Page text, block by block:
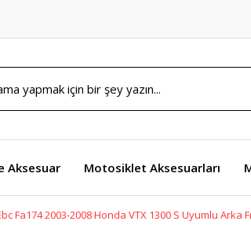
Aksesuar Motosiklet Aksesuarları
Fa174 2003-2008 Honda VTX 1300 S Uyumlu Arka